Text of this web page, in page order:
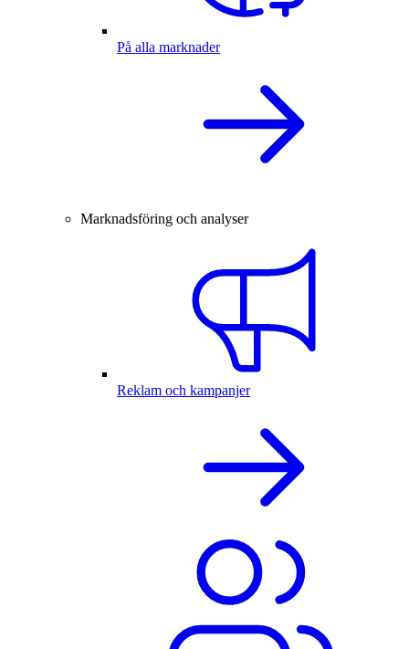
På alla marknader
Marknadsföring och analyser
Reklam och kampanjer